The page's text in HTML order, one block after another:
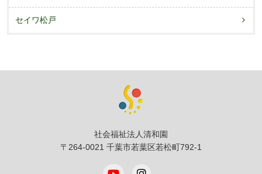
セイワ松戸
社会福祉法人清和園
〒264-0021 千葉市若葉区若松町792-1